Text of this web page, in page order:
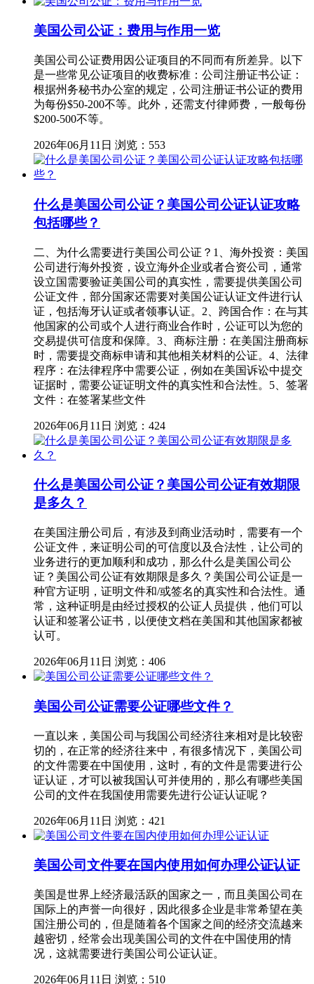
美国公司公证：费用与作用一览
美国公司公证费用因公证项目的不同而有所差异。以下
是一些常见公证项目的收费标准：公司注册证书公证：
根据州务秘书办公室的规定，公司注册证书公证的费用
为每份$50-200不等。此外，还需支付律师费，一般每份
$200-500不等。
2026年06月11日 浏览：553
什么是美国公司公证？美国公司公证认证攻略
包括哪些？
二、为什么需要进行美国公司公证？1、海外投资：美国
公司进行海外投资，设立海外企业或者合资公司，通常
设立国需要验证美国公司的真实性，需要提供美国公司
公证文件，部分国家还需要对美国公证认证文件进行认
证，包括海牙认证或者领事认证。2、跨国合作：在与其
他国家的公司或个人进行商业合作时，公证可以为您的
交易提供可信度和保障。3、商标注册：在美国注册商标
时，需要提交商标申请和其他相关材料的公证。4、法律
程序：在法律程序中需要公证，例如在美国诉讼中提交
证据时，需要公证证明文件的真实性和合法性。5、签署
文件：在签署某些文件
2026年06月11日 浏览：424
什么是美国公司公证？美国公司公证有效期限
是多久？
在美国注册公司后，有涉及到商业活动时，需要有一个
公证文件，来证明公司的可信度以及合法性，让公司的
业务进行的更加顺利和成功，那么什么是美国公司公
证？美国公司公证有效期限是多久？美国公司公证是一
种官方证明，证明文件和/或签名的真实性和合法性。通
常，这种证明是由经过授权的公证人员提供，他们可以
认证和签署公证书，以便使文档在美国和其他国家都被
认可。
2026年06月11日 浏览：406
美国公司公证需要公证哪些文件？
一直以来，美国公司与我国公司经济往来相对是比较密
切的，在正常的经济往来中，有很多情况下，美国公司
的文件需要在中国使用，这时，有的文件是需要进行公
证认证，才可以被我国认可并使用的，那么有哪些美国
公司的文件在我国使用需要先进行公证认证呢？
2026年06月11日 浏览：421
美国公司文件要在国内使用如何办理公证认证
美国是世界上经济最活跃的国家之一，而且美国公司在
国际上的声誉一向很好，因此很多企业是非常希望在美
国注册公司的，但是随着各个国家之间的经济交流越来
越密切，经常会出现美国公司的文件在中国使用的情
况，这就需要进行美国公司公证认证。
2026年06月11日 浏览：510